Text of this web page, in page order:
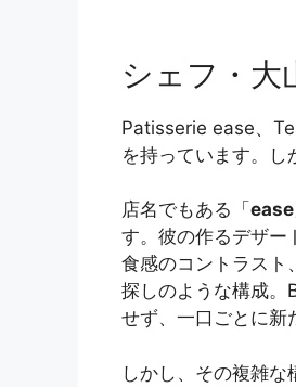
シェフ・大
Patisserie ease、
を持っています。し
店名でもある「 ease
す。彼の作るデザー
食感のコントラスト
探しのような構成。
せず、一口ごとに新
しかし、その複雑